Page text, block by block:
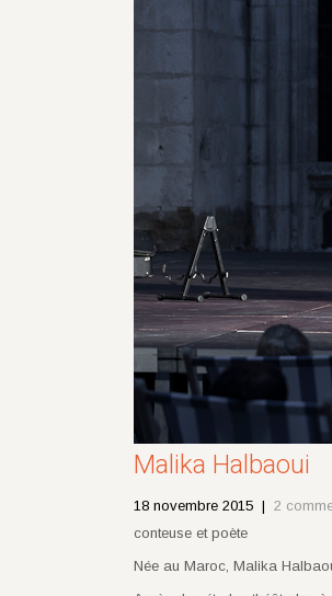
Malika Halbaoui
18 novembre 2015 | 2
conteuse et poète
Née au Maroc, Malika